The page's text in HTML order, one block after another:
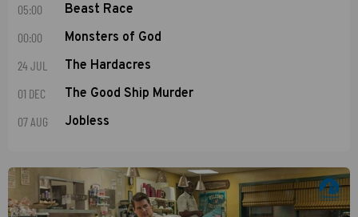
05:00 Beast Race
00:00 Monsters of God
24 JUL The Hardacres
01 DEC The Good Ship Murder
07 AUG Jobless